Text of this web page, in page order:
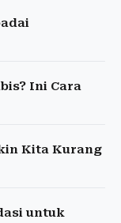
Ini Cara
Kita Kurang
untuk